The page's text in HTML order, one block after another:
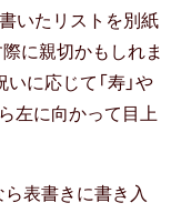
いたリストを別紙
に親切かもしれま
に応じて「寿」や
左に向かって目上
表書きに書き入